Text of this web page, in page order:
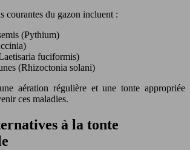
courantes du gazon incluent :
(Pythium)
fuciformis)
(Rhizoctonia solani)
aération régulière et une tonte appropriée
ces maladies.
à la tonte